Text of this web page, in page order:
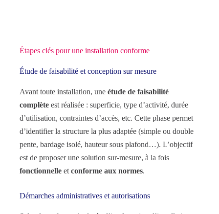
Étapes clés pour une installation conforme
Étude de faisabilité et conception sur mesure
Avant toute installation, une étude de faisabilité
complète est réalisée : superficie, type d’activité, durée
d’utilisation, contraintes d’accès, etc. Cette phase permet
d’identifier la structure la plus adaptée (simple ou double
pente, bardage isolé, hauteur sous plafond…). L’objectif
est de proposer une solution sur-mesure, à la fois
fonctionnelle et conforme aux normes.
Démarches administratives et autorisations